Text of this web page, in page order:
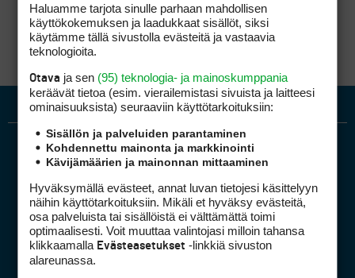
Golfpiste mediakortti
Haluamme tarjota sinulle parhaan mahdollisen
käyttökokemuksen ja laadukkaat sisällöt, siksi
käytämme tällä sivustolla evästeitä ja vastaavia
teknologioita.
Otava ja sen (95) teknologia- ja mainoskumppania
keräävät tietoa (esim. vierailemis­tasi sivuista ja laitteesi
ominaisuuk­sista) seuraaviin käyttötarkoituksiin:
Sisällön ja palveluiden parantaminen
Kohdennettu mainonta ja markkinointi
Kävijämäärien ja mainonnan mittaaminen
Hyväksymällä evästeet, annat luvan tietojesi käsittelyyn
näihin käyttötarkoituksiin. Mikäli et hyväksy evästeitä,
osa palveluista tai sisällöistä ei välttämättä toimi
optimaalisesti. Voit muuttaa valintojasi milloin tahansa
klikkaamalla Evästeasetukset -linkkiä sivuston
alareunassa.